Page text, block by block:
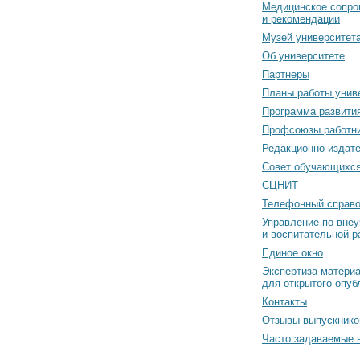
Медицинское
и рекомендации
Музей
Об университете
Партнеры
Планы работы
Программа
Профсоюзы
Редакционно-
Cовет
СЦНИТ
Телефонный
Управление по
и воспитательной
Единое окно
Экспертиза
для открытого
Контакты
Отзывы
Часто задаваемые